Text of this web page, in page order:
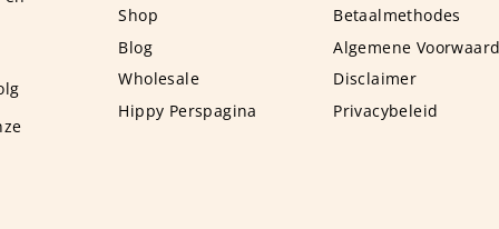
Shop
Blog
Wholesale
Hippy Perspagina
Betaalmethodes
Algemene
Disclaimer
Privacybeleid